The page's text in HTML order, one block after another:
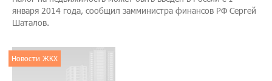
января 2014 года, сообщил замминистра финансов РФ Сергей
Шаталов.
Новости ЖКХ